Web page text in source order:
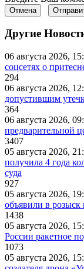
Отмена
Другие
06 августа 2026,
соцсетях о
294
06 августа 2026,
допустившим
364
06 августа 2026,
предварительной
3407
05 августа 2026,
получила 4 года
суда
927
05 августа 2026,
объявили в
1438
05 августа 2026,
России ракетное
1073
05 августа 2026,